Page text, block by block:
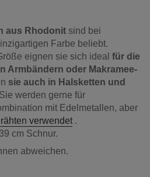
aus Rhodonit sind bei
Farbe beliebt.
eignen sie sich ideal für die
Armbändern oder Makramee-
sie auch in Halsketten und
werden gerne für
mit Edelmetallen, aber
verwendet .
cm Schnur.
abweichen.